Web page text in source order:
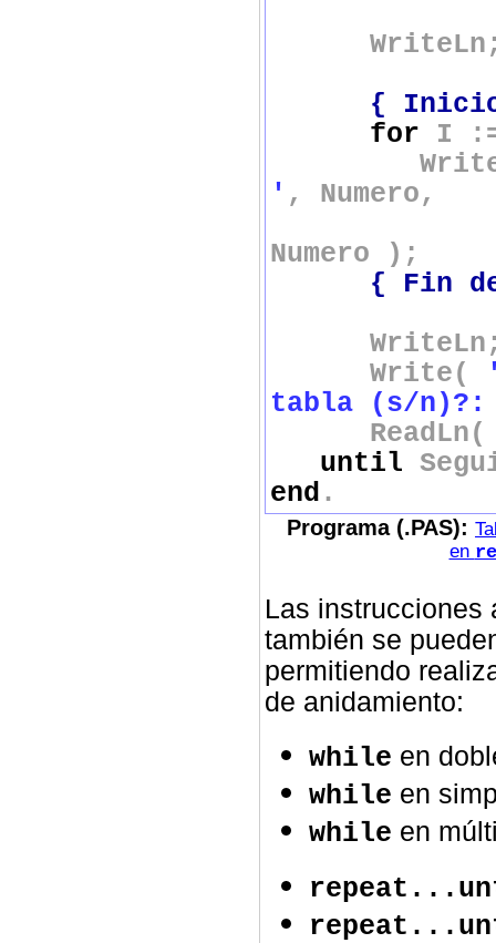
{ Inicio
for I
' , Numero,
Numero );
{ Fin
Write(
tabla (s/
ReadLn(
until
end .
Programa (.PAS):
en
Las instrucciones
también se
permitiendo
de anidamiento:
while en
while en
while en